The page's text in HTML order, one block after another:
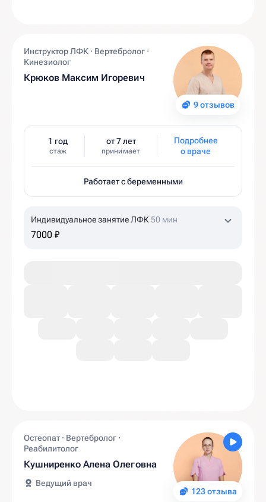
9 отзывов
Инструктор ЛФК · Вертебролог ·
Кинезиолог
Крюков Максим Игоревич
1 год
стаж
от 7 лет
принимает
Подробнее
о враче
Работает с беременными
Индивидуальное занятие ЛФК 50 мин
7000 ₽
123 отзыва
Остеопат · Вертебролог ·
Реабилитолог
Кушниренко Алена Олеговна
Ведущий врач